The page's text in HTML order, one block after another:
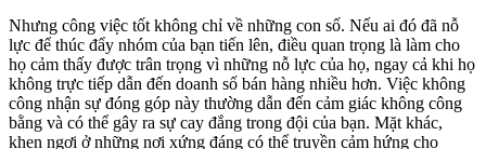
Nhưng công việc tốt không chỉ về những con số. Nếu ai đó đã nỗ
lực để thúc đẩy nhóm của bạn tiến lên, điều quan trọng là làm cho
họ cảm thấy được trân trọng vì những nỗ lực của họ, ngay cả khi họ
không trực tiếp dẫn đến doanh số bán hàng nhiều hơn. Việc không
công nhận sự đóng góp này thường dẫn đến cảm giác không công
bằng và có thể gây ra sự cay đắng trong đội của bạn. Mặt khác,
khen ngợi ở những nơi xứng đáng có thể truyền cảm hứng cho